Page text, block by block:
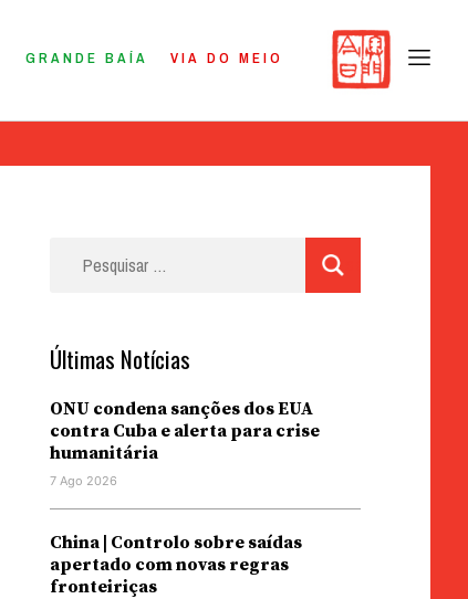
GRANDE BAÍA VIA DO MEIO
Últimas Notícias
ONU condena sanções dos EUA
contra Cuba e alerta para crise
humanitária
7 Ago 2026
China | Controlo sobre saídas
apertado com novas regras
fronteiriças